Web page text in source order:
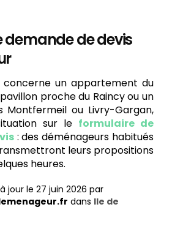
demande de devis
un appartement du
proche du Raincy ou un
Montfermeil ou Livry-Gargan,
sur le formulaire de
: des déménageurs habitués
leurs propositions
heures.
jour le 27 juin 2026 par
dans Ile de